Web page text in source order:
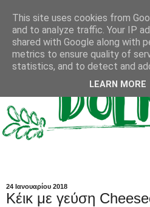
24 Ιανουαρίου 2018
Κέικ με γεύση
This site uses cookies from
and to analyze traffic. Your IP
shared with Google along with
metrics to ensure quality of
statistics, and to detect and
LEARN MORE